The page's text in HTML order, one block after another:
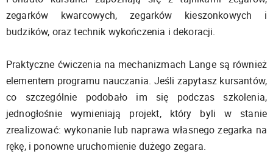
zegarków kwarcowych, zegarków kieszonkowych i
budzików, oraz technik wykończenia i dekoracji.
Praktyczne ćwiczenia na mechanizmach Lange są również
elementem programu nauczania. Jeśli zapytasz kursantów,
co szczególnie podobało im się podczas szkolenia,
jednogłośnie wymieniają projekt, który byli w stanie
zrealizować: wykonanie lub naprawa własnego zegarka na
rękę, i ponowne uruchomienie dużego zegara.